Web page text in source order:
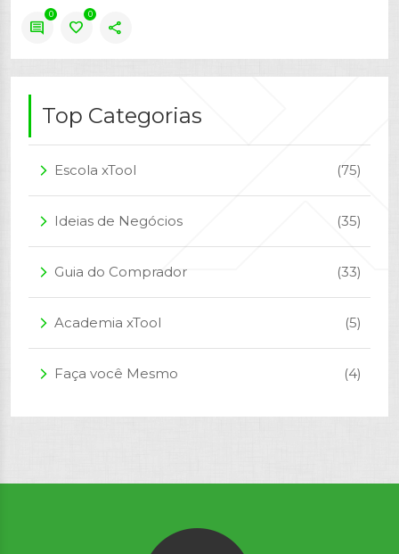
comment
0
favorite
0
share
Top Categorias
arrow_forward_ios Escola xTool (75)
arrow_forward_ios Ideias de Negócios (35)
arrow_forward_ios Guia do Comprador (33)
arrow_forward_ios Academia xTool (5)
arrow_forward_ios Faça você Mesmo (4)